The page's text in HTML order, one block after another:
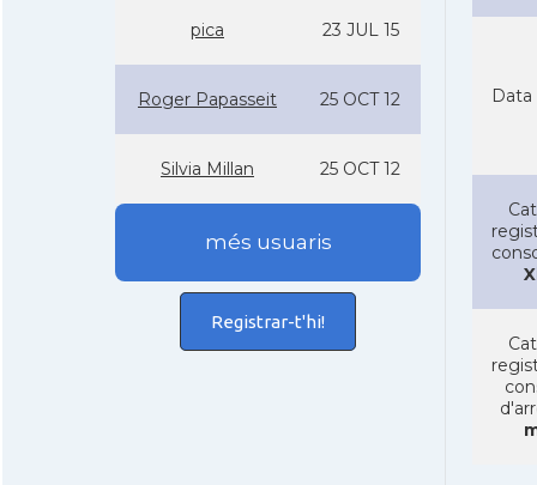
pica 23 JUL 15
Roger Papasseit 25 OCT 12
Silvia Millan 25 OCT 12
més usuaris
Registrar-t'hi!
Data